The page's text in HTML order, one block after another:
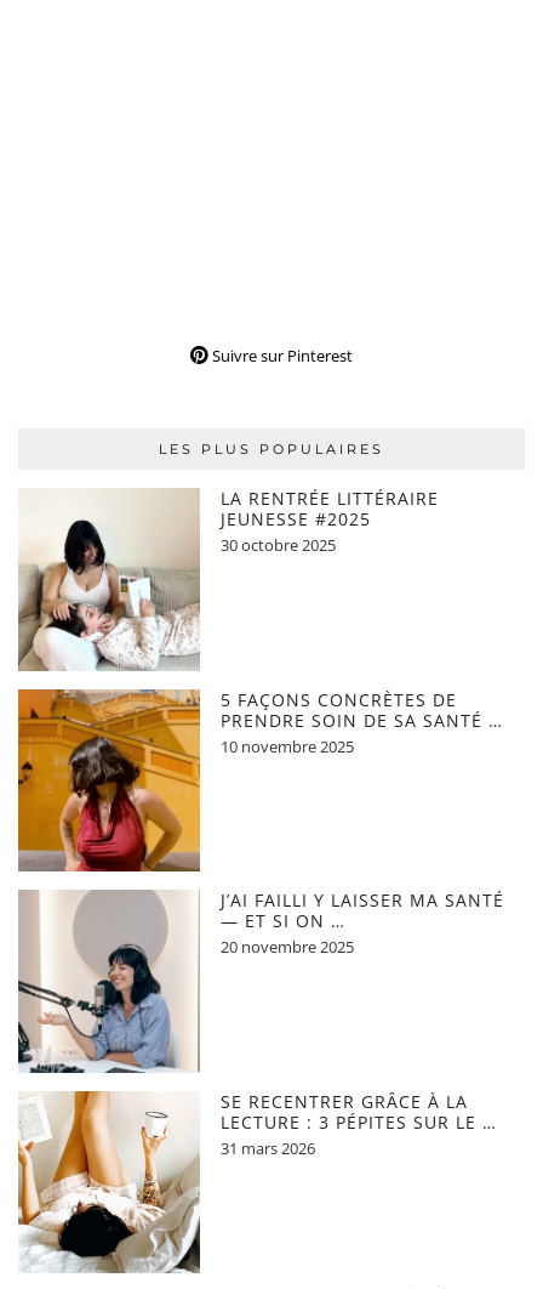
Suivre sur Pinterest
LES PLUS POPULAIRES
LA RENTRÉE LITTÉRAIRE
JEUNESSE #2025
30 octobre 2025
5 FAÇONS CONCRÈTES DE
PRENDRE SOIN DE SA SANTÉ …
10 novembre 2025
J’AI FAILLI Y LAISSER MA SANTÉ
— ET SI ON …
20 novembre 2025
SE RECENTRER GRÂCE À LA
LECTURE : 3 PÉPITES SUR LE …
31 mars 2026